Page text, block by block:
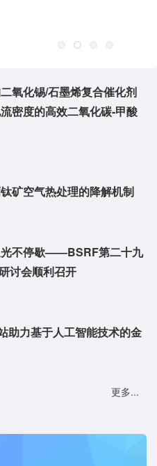
氧化锡/石墨烯复合催化剂
密度的高效二氧化碳-甲酸
矿空气热处理的降解机制
光不停歇——BSRF第二十九
讨会顺利召开
助力基于人工智能技术的金
更多...